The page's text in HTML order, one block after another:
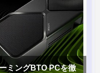
ミングBTO PCを徹